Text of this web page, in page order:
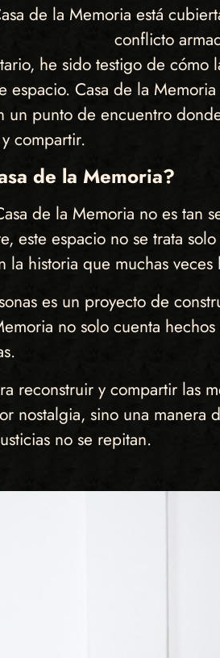
de la Memoria está
conflicto
he sido testigo de cómo
espacio. Casa de la
un punto de encuentro
compartir.
de la Memoria?
de la Memoria no es
este espacio no se trata
la historia que muchas
es un proyecto de
no solo cuenta
reconstruir y compartir las
nostalgia, sino una
no se repitan.